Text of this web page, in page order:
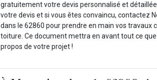
gratuitement votre devis personnalisé et
votre devis et si vous êtes convaincu, contactez
dans le 62860 pour prendre en main vos travaux
toiture. Ce document mettra en avant tout ce
propos de votre projet !